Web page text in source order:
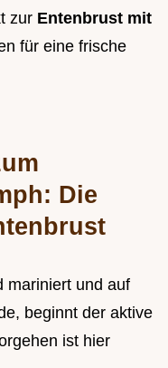
zur Entenbrust mit
für eine frische
Die
mariniert und auf
beginnt der aktive
ist hier